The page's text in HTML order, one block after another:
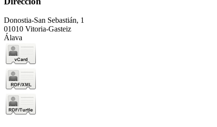
Donostia-San Sebastián, 1
01010 Vitoria-Gasteiz
Álava